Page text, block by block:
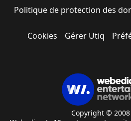
Politique de protection des
Cookies Gérer Utiq
Copyright © 2008